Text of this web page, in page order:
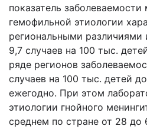
показатель заболеваемости
гемофильной этиологии
региональными различиями
9,7 случаев на 100 тыс.
ряде регионов
случаев на 100 тыс. детей
ежегодно. При этом
этиологии гнойного
среднем по стране от 28 до